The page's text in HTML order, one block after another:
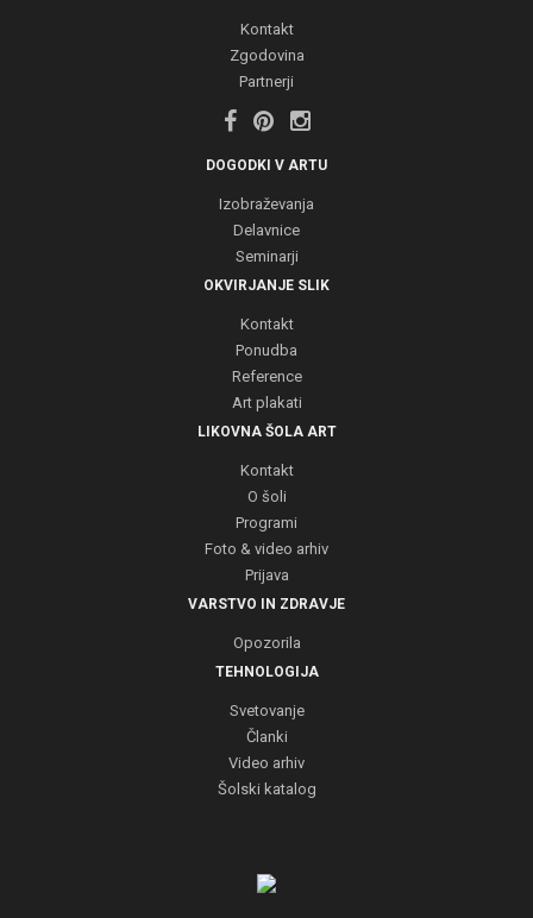
Kontakt
Zgodovina
Partnerji
DOGODKI V ARTU
Izobraževanja
Delavnice
Seminarji
OKVIRJANJE SLIK
Kontakt
Ponudba
Reference
Art plakati
LIKOVNA ŠOLA ART
Kontakt
O šoli
Programi
Foto & video arhiv
Prijava
VARSTVO IN ZDRAVJE
Opozorila
TEHNOLOGIJA
Svetovanje
Članki
Video arhiv
Šolski katalog